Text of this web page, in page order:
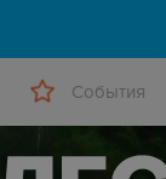
События